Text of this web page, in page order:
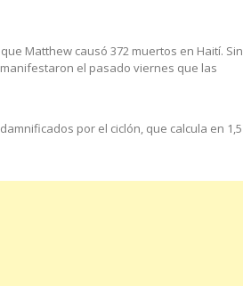
Matthew causó 372 muertos en Haití. Sin
el pasado viernes que las
por el ciclón, que calcula en 1,5